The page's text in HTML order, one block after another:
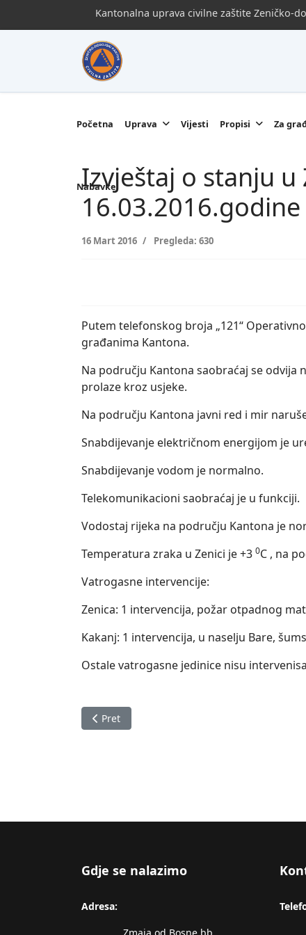
Kantonalna uprava civilne zaštite Zeničko-
Početna Uprava Vijesti Propisi Za
Nabavke
Izvještaj o stanju
16.03.2016.godine
16 Mart 2016 Pregleda: 630
Putem telefonskog broja „121“
građanima Kantona.
Na području Kantona saobraćaj se odvija
prolaze kroz usjeke.
Na području Kantona javni red i mir
Snabdijevanje električnom energijom je
Snabdijevanje vodom je normalno.
Telekomunikacioni saobraćaj je u funkciji.
Vodostaj rijeka na području Kantona je
Temperatura zraka u Zenici je +3 0C , na
Vatrogasne intervencije:
Zenica: 1 intervencija, požar otpadnog
Kakanj: 1 intervencija, u naselju Bare,
Ostale vatrogasne jedinice nisu
Prethodni članak: Izvještaj o stanju u
Pret
Gdje se nalazimo
Adresa: